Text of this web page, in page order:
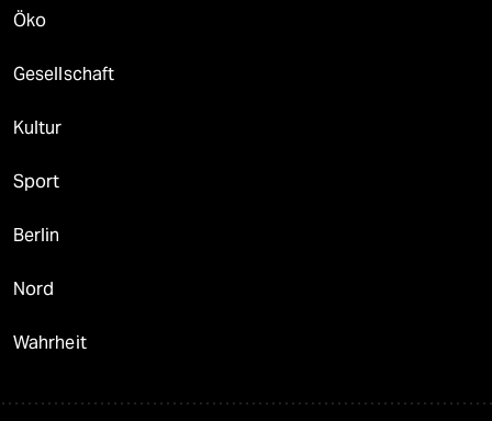
Öko
Gesellschaft
Kultur
Sport
Berlin
Nord
Wahrheit